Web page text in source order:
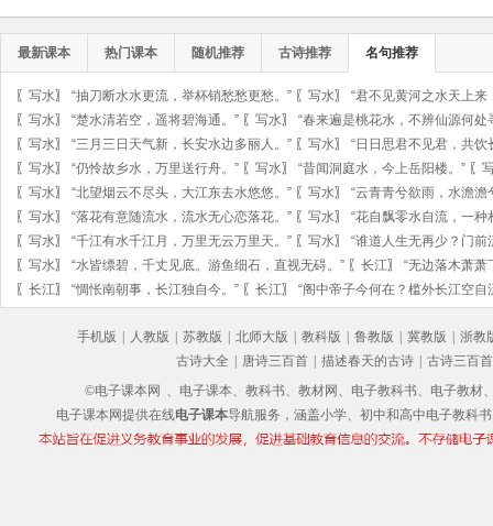
最新课本 热门课本 随机推荐 古诗推荐 名句推荐
〖 写水〗 “抽刀断水水更流，举杯销愁愁更愁。” 〖 写水〗 “君不见黄河之水天上来
〖 写水〗 “楚水清若空，遥将碧海通。” 〖 写水〗 “春来遍是桃花水，不辨仙源何处
〖 写水〗 “三月三日天气新，长安水边多丽人。” 〖 写水〗 “日日思君不见君，共饮
〖 写水〗 “仍怜故乡水，万里送行舟。” 〖 写水〗 “昔闻洞庭水，今上岳阳楼。” 〖
〖 写水〗 “北望烟云不尽头，大江东去水悠悠。” 〖 写水〗 “云青青兮欲雨，水澹澹
〖 写水〗 “落花有意随流水，流水无心恋落花。” 〖 写水〗 “花自飘零水自流，一种
〖 写水〗 “千江有水千江月，万里无云万里天。” 〖 写水〗 “谁道人生无再少？门前
〖 写水〗 “水皆缥碧，千丈见底。游鱼细石，直视无碍。” 〖 长江〗 “无边落木萧萧
〖 长江〗 “惆怅南朝事，长江独自今。” 〖 长江〗 “阁中帝子今何在？槛外长江空自
手机版 人教版 苏教版 北师大版 教科版 鲁教版 冀教版
浙教
古诗大全
唐诗三百首 描述春天的古诗
古诗三百首
©电子课本网 、电子课本、教科书、教材网、电子教科书、电子教材
电子课本网提供在线电子课本导航服务，涵盖小学、初中和高中电子教科